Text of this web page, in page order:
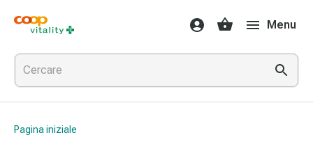
Farmaci
e
salute
Influenza
e
raffreddore
Menu
Pagina iniziale